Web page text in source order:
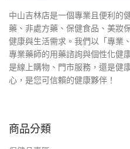
中山吉林店是一個專業且便利的
藥、非處方藥、保健食品、美妝
健康與生活需求。我們以「專業
專業藥師的用藥諮詢與個性化健
是線上購物、門市服務，還是健
心，是您可信賴的健康夥伴！
商品分類